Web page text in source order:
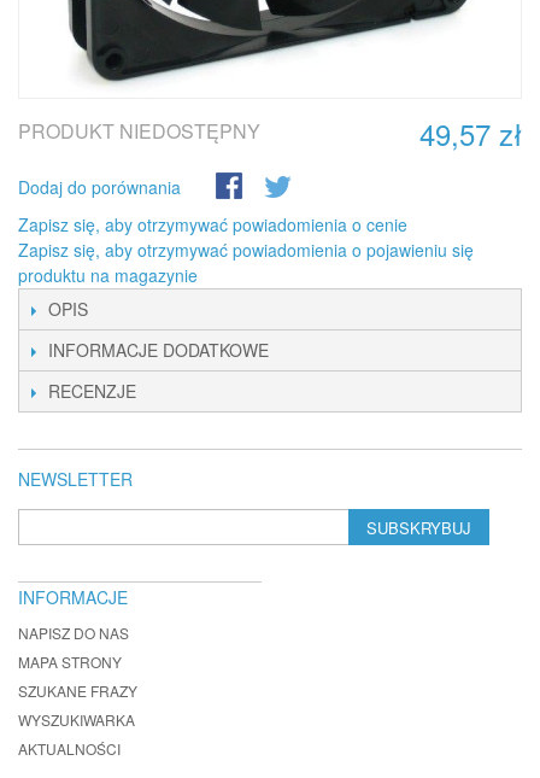
49,57 zł
PRODUKT NIEDOSTĘPNY
Dodaj do porównania
Zapisz się, aby otrzymywać powiadomienia o cenie
Zapisz się, aby otrzymywać powiadomienia o pojawieniu się
produktu na magazynie
OPIS
INFORMACJE DODATKOWE
RECENZJE
NEWSLETTER
SUBSKRYBUJ
INFORMACJE
NAPISZ DO NAS
MAPA STRONY
SZUKANE FRAZY
WYSZUKIWARKA
AKTUALNOŚCI